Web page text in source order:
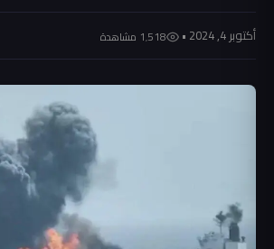
أكتوبر 4, 2024 • 1٬518 مشاهدة